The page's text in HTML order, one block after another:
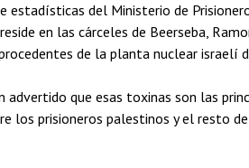
del Ministerio de
en las cárceles de Beerseba,
de la planta nuclear israelí
advertido que esas toxinas son las
los prisioneros palestinos y el resto